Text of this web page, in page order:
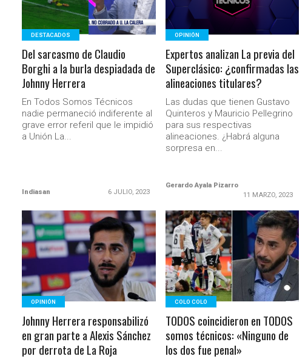
DESTACADOS
Del sarcasmo de Claudio
Borghi a la burla despiadada de
Johnny Herrera
En Todos Somos Técnicos
nadie permaneció indiferente al
grave error referil que le impidió
a Unión La...
Indiasan 6 JULIO, 2023
OPINIÓN
Expertos analizan La previa del
Superclásico: ¿confirmadas las
alineaciones titulares?
Las dudas que tienen Gustavo
Quinteros y Mauricio Pellegrino
para sus respectivas
alineaciones. ¿Habrá alguna
sorpresa en...
Gerardo Ayala Pizarro
11 MARZO, 2023
LEER MÁS
OPINIÓN
Johnny Herrera responsabilizó
en gran parte a Alexis Sánchez
por derrota de La Roja
LEER MÁS
COLO COLO
TODOS coincidieron en TODOS
somos técnicos: «Ninguno de
los dos fue penal»